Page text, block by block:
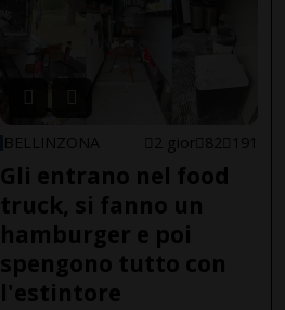
BELLINZONA 2 gior 82 191
Gli entrano nel food
truck, si fanno un
hamburger e poi
spengono tutto con
l'estintore